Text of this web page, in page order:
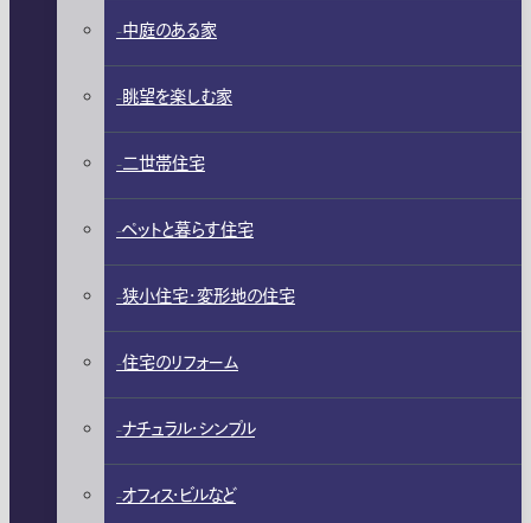
中庭のある家
眺望を楽しむ家
二世帯住宅
ペットと暮らす住宅
狭小住宅・変形地の住宅
住宅のリフォーム
ナチュラル・シンプル
オフィス・ビルなど